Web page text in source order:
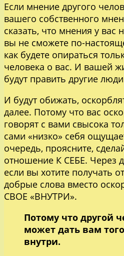
Если мнение другого
вашего собственного
сказать, что мнения у вас
вы не сможете по-
как будете опираться
человека о вас. И вашей
будут править другие
И будут обижать,
далее. Потому что вас
говорят с вами свысока
сами «низко» себя
очередь, проясните,
отношение К СЕБЕ. Через
если вы хотите получать
добрые слова вместо
СВОЕ «ВНУТРИ».
Потому что другой
может дать вам
внутри.